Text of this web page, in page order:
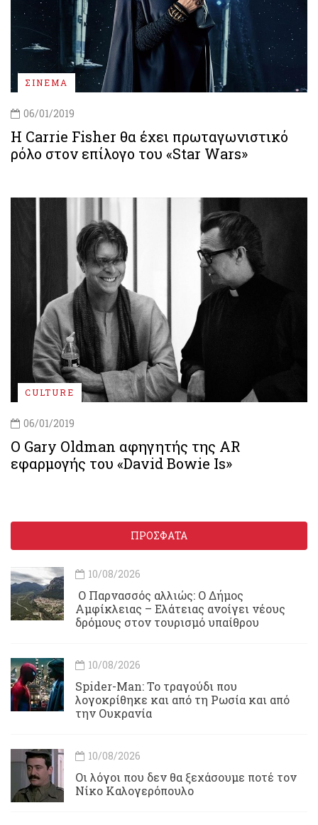
ΣΙΝΕΜΑ
06/01/2019
Η Carrie Fisher θα έχει πρωταγωνιστικό
ρόλο στον επίλογο του «Star Wars»
CULTURE
06/01/2019
Ο Gary Oldman αφηγητής της AR
εφαρμογής του «David Bowie Is»
ΠΡΟΣΦΑΤΑ
10/08/2026
Ο Παρνασσός αλλιώς: Ο Δήμος
Αμφίκλειας – Ελάτειας ανοίγει νέους
δρόμους στον τουρισμό υπαίθρου
10/08/2026
Spider-Man: Το τραγούδι που
λογοκρίθηκε και από τη Ρωσία και από
την Ουκρανία
10/08/2026
Οι λόγοι που δεν θα ξεχάσουμε ποτέ τον
Νίκο Καλογερόπουλο